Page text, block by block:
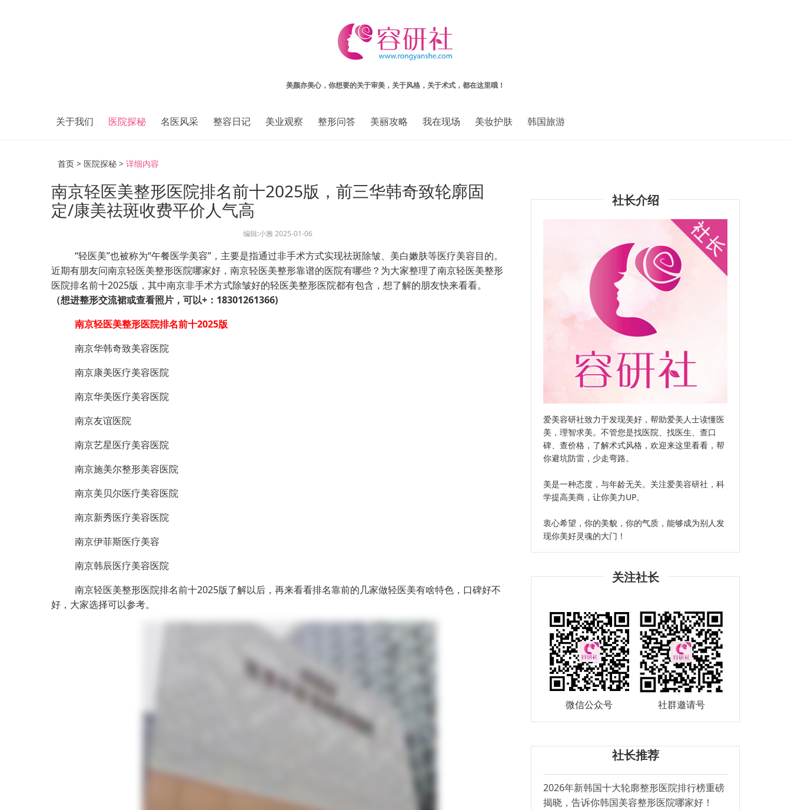
美颜亦美心，你想要的关于审美，关于风格，关于术式，都在这里哦！
关于我们 医院探秘 名医风采 整容日记 美业观察 整形问答 美丽攻略 我在现场 美妆护肤 韩国旅游
首页 > 医院探秘 >详细内容
南京轻医美整形医院排名前十2025版，前三华韩奇致轮廓固
定/康美祛斑收费平价人气高
编辑:小雅2025-01-06
“轻医美”也被称为“午餐医学美容”，主要是指通过非手术方式实现祛斑除皱、美白嫩肤等医疗美容目的。
近期有朋友问南京轻医美整形医院哪家好，南京轻医美整形靠谱的医院有哪些？为大家整理了南京轻医美整形
医院排名前十2025版，其中南京非手术方式除皱好的轻医美整形医院都有包含，想了解的朋友快来看看。
（想进整形交流裙或查看照片，可以+：18301261366)
南京轻医美整形医院排名前十2025版
南京华韩奇致美容医院
南京康美医疗美容医院
南京华美医疗美容医院
南京友谊医院
南京艺星医疗美容医院
南京施美尔整形美容医院
南京美贝尔医疗美容医院
南京新秀医疗美容医院
南京伊菲斯医疗美容
南京韩辰医疗美容医院
南京轻医美整形医院排名前十2025版了解以后，再来看看排名靠前的几家做轻医美有啥特色，口碑好不
好，大家选择可以参考。
社长介绍
爱美容研社致力于发现美好，帮助爱美人士读懂医
美，理智求美。不管您是找医院、找医生、查口
碑、查价格，了解术式风格，欢迎来这里看看，帮
你避坑防雷，少走弯路。
美是一种态度，与年龄无关。关注爱美容研社，科
学提高美商，让你美力UP。
衷心希望，你的美貌，你的气质，能够成为别人发
现你美好灵魂的大门！
关注社长
微信公众号 社群邀请号
社长推荐
2026年新韩国十大轮廓整形医院排行榜重磅
揭晓，告诉你韩国美容整形医院哪家好！